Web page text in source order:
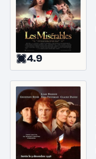
4.9